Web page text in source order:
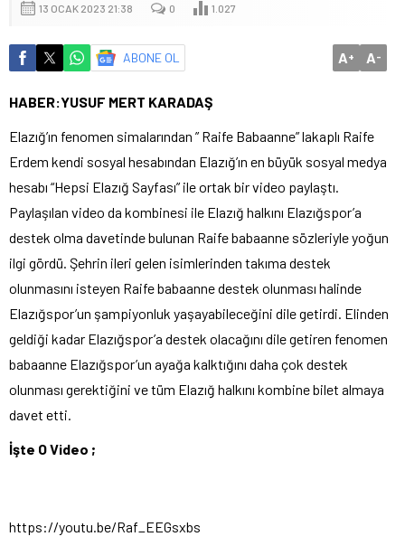
13 OCAK 2023 21:38 0 1.027
ABONE OL A+ A-
HABER:YUSUF MERT KARADAŞ
Elazığ’ın fenomen simalarından ” Raife Babaanne” lakaplı Raife
Erdem kendi sosyal hesabından Elazığ’ın en büyük sosyal medya
hesabı “Hepsi Elazığ Sayfası” ile ortak bir video paylaştı.
Paylaşılan video da kombinesi ile Elazığ halkını Elazığspor’a
destek olma davetinde bulunan Raife babaanne sözleriyle yoğun
ilgi gördü. Şehrin ileri gelen isimlerinden takıma destek
olunmasını isteyen Raife babaanne destek olunması halinde
Elazığspor’un şampiyonluk yaşayabileceğini dile getirdi. Elinden
geldiği kadar Elazığspor’a destek olacağını dile getiren fenomen
babaanne Elazığspor’un ayağa kalktığını daha çok destek
olunması gerektiğini ve tüm Elazığ halkını kombine bilet almaya
davet etti.
İşte O Video ;
https://youtu.be/Raf_EEGsxbs